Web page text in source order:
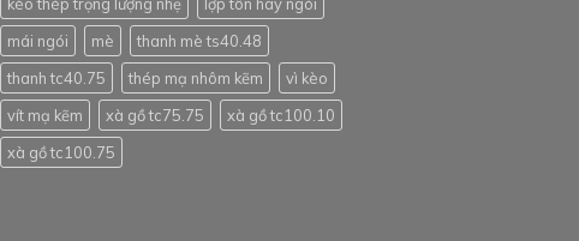
mái ngói
mè
thanh mè ts40.48
thanh tc40.75
thép mạ nhôm kẽm
vì kèo
vít mạ kẽm
xà gồ tc75.75
xà gồ tc100.10
xà gồ tc100.75